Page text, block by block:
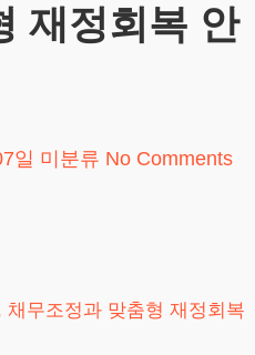
재정회복 안
일 미분류 No Comments
채무조정과 맞춤형 재정회복